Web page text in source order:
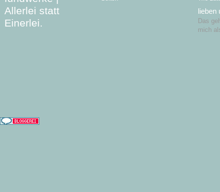
Allerlei statt
Einerlei.
lieben
Das
mich